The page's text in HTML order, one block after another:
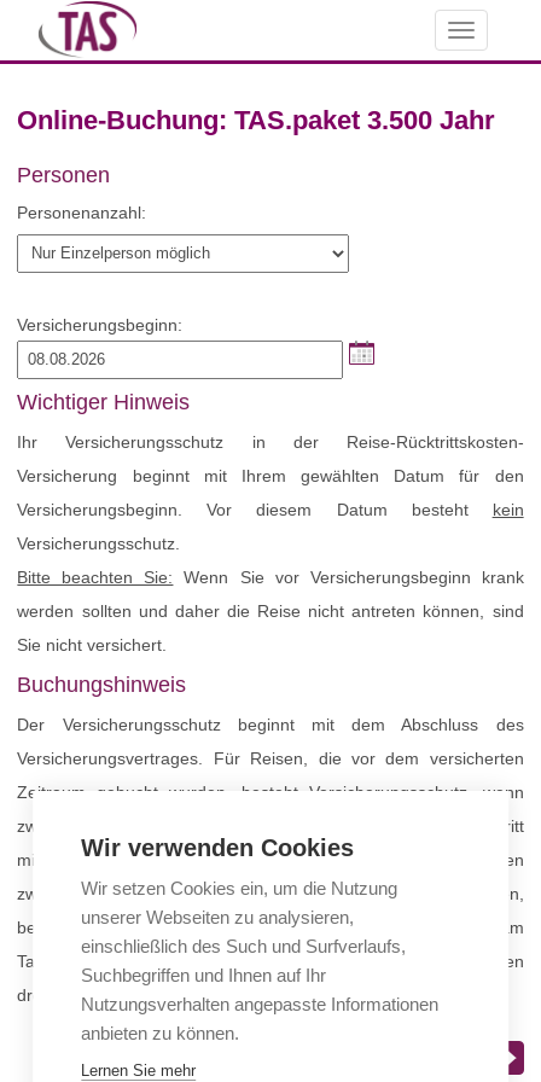
Toggle
navigation
Online-Buchung: TAS.paket 3.500 Jahr
Personen
Personenanzahl:
Versicherungsbeginn:
Wichtiger Hinweis
Ihr Versicherungsschutz in der Reise-Rücktrittskosten-
Versicherung beginnt mit Ihrem gewählten Datum für den
Versicherungsbeginn. Vor diesem Datum besteht kein
Versicherungsschutz.
Bitte beachten Sie: Wenn Sie vor Versicherungsbeginn krank
werden sollten und daher die Reise nicht antreten können, sind
Sie nicht versichert.
Buchungshinweis
Der Versicherungsschutz beginnt mit dem Abschluss des
Versicherungsvertrages. Für Reisen, die vor dem versicherten
Zeitraum gebucht wurden, besteht Versicherungsschutz, wenn
zwischen Vertragsbeginn und planmäßigem Reiseantritt
mindestens 30 Tage liegen. Für Reisebuchungen, bei denen
zwischen Buchung und Reisebeginn weniger als 30 Tage liegen,
besteht Versicherungsschutz, wenn der Versicherungsvertrag am
Tag der Reisebuchung oder spätestens innerhalb der nächsten
drei Werktage beginnt.
Wir verwenden Cookies
Wir setzen Cookies ein, um die Nutzung
unserer Webseiten zu analysieren,
einschließlich des Such und Surfverlaufs,
Suchbegriffen und Ihnen auf Ihr
Nutzungsverhalten angepasste Informationen
anbieten zu können.
Lernen Sie mehr